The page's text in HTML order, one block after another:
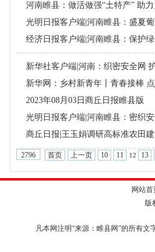
河南睢县：做活做强“土特产” 助
光明日报客户端|河南睢县：盛夏
经济日报客户端|河南睢县：保护
新华社客户端|河南：织密安全网
新华网：乡村新青年丨青春接棒
2023年08月03日商丘日报睢县版
光明日报客户端|河南睢县：密织
商丘日报|王玉娟调研高标准农田
2796 首页 上一页 10 11 12 13
网站首
版
凡本网注明“来源：睢县网”的所有